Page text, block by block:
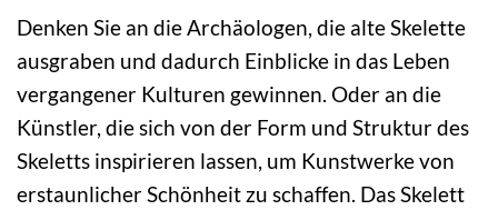
Denken Sie an die Archäologen, die alte Skelette
ausgraben und dadurch Einblicke in das Leben
vergangener Kulturen gewinnen. Oder an die
Künstler, die sich von der Form und Struktur des
Skeletts inspirieren lassen, um Kunstwerke von
erstaunlicher Schönheit zu schaffen. Das Skelett